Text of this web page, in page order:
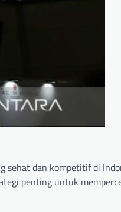
dan kompetitif di
penting untuk